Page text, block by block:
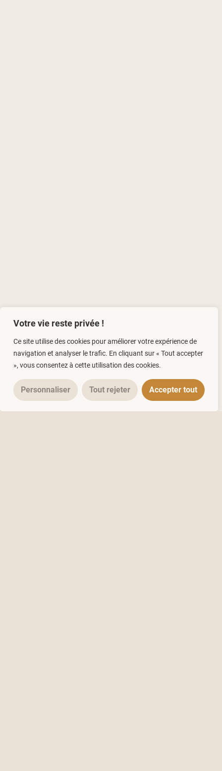
Votre vie reste privée !
Ce site utilise des cookies pour améliorer votre expérience de
navigation et analyser le trafic. En cliquant sur « Tout accepter
», vous consentez à cette utilisation des cookies.
Personnaliser Tout rejeter Accepter tout